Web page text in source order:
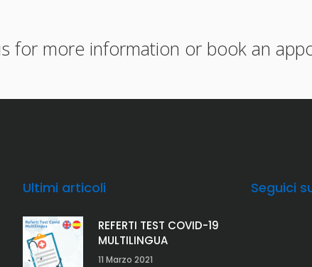
for more information or book an
Ultimi articoli
REFERTI TEST COVID-19
MULTILINGUA
11 Marzo 2021
Seguici